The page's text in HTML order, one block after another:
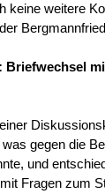
keine weitere
Briefwechsel
gegen die
und
Fragen zum